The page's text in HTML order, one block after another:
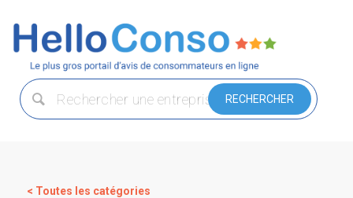
< Toutes les catégories